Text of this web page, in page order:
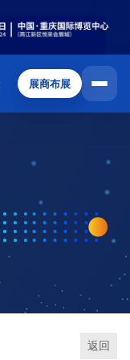
展商布展
返回